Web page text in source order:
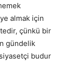
almak için
çünkü bir
gündelik
budur